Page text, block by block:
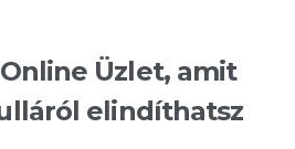
Üzlet, amit
elindíthatsz